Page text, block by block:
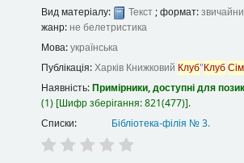
Вид матеріалу: Текст; формат:
жанр: не белетристика
Мова:українська
Публікація:Харків Книжковий Клуб"Клуб
Наявність:Примірники, доступні для
(1) Шифр зберігання:821(477) .
Списки:
Бібліотека-філія № 3.